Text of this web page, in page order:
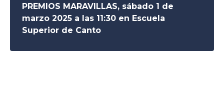
PREMIOS MARAVILLAS, sábado 1 de
marzo 2025 a las 11:30 en Escuela
Superior de Canto